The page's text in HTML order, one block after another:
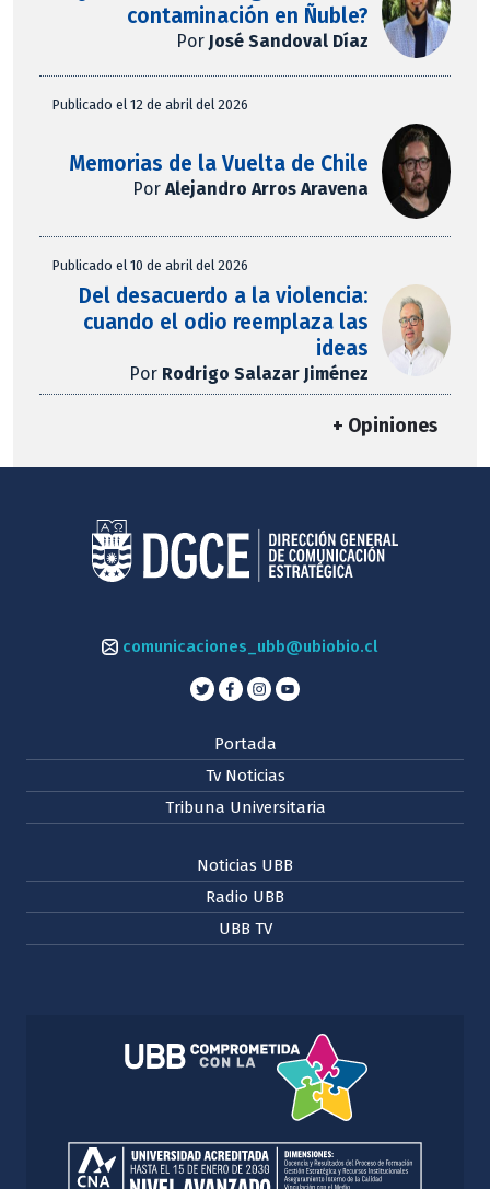
contaminación en Ñuble?
Por José Sandoval Díaz
Publicado el 12 de abril del 2026
Memorias de la Vuelta de Chile
PorAlejandro Arros Aravena
Publicado el 10 de abril del 2026
Del desacuerdo a la violencia:
cuando el odio reemplaza las
ideas
Por Rodrigo Salazar Jiménez
+ Opiniones
comunicaciones_ubb@ubiobio.cl
Portada
Tv Noticias
Tribuna Universitaria
Noticias UBB
Radio UBB
UBB TV